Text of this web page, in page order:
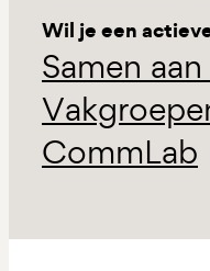
Wil je een
Samen
CommLab